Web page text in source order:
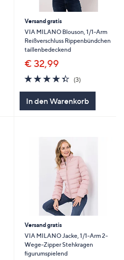
Versand gratis
VIA MILANO Blouson, 1/1-Arm
Reißverschluss Rippenbündchen
taillenbedeckend
€ 32,99
4.3
von
5
(3)
In den Warenkorb
Versand gratis
VIA MILANO Jacke, 1/1-Arm 2-
Wege-Zipper Stehkragen
figurumspielend